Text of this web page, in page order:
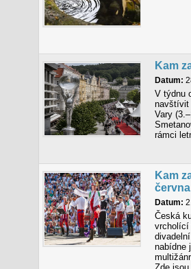
Kam
Datum:
V týdnu
navštívit
Vary
rámci
Kam
června
Datum:
Česká
vrcholící
nabídne